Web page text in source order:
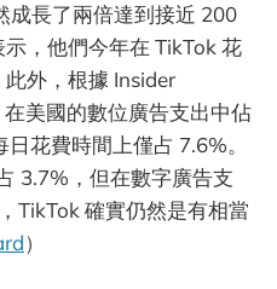
成長了兩倍達到接近 200
，他們今年在 TikTok 花
外，根據 Insider
美國的數位廣告支出中佔
花費時間上僅占 7.6%。
3.7%，但在數字廣告支
TikTok 確實仍然是有相當
）